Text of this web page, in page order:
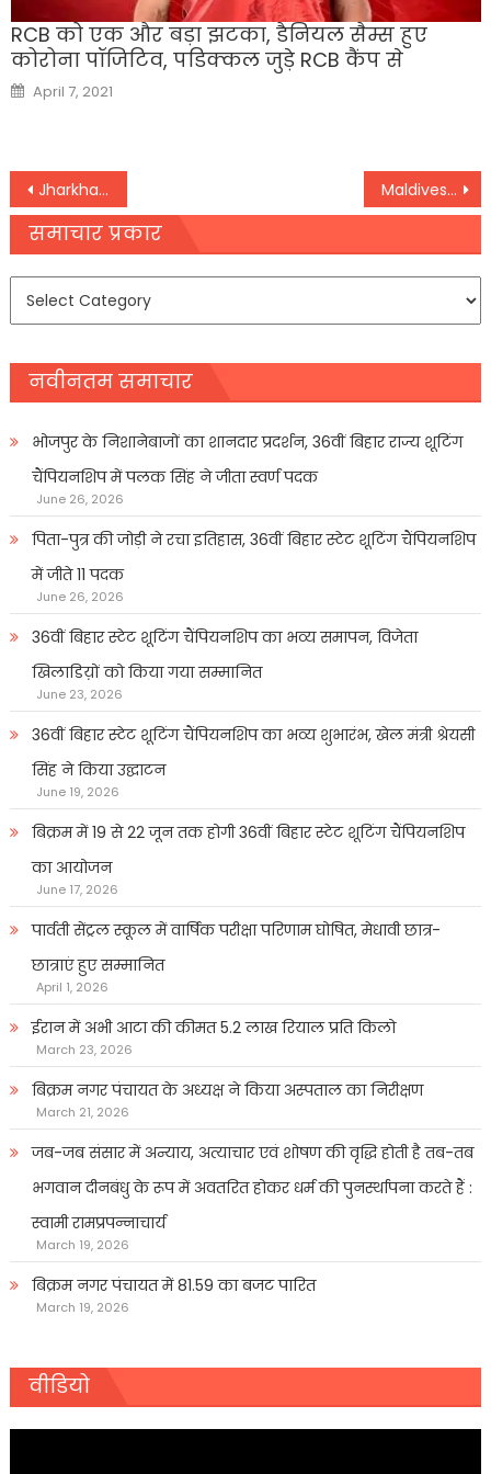
RCB को एक और बड़ा झटका, डैनियल सैम्स हुए
कोरोना पॉजिटिव, पडिक्कल जुड़े RCB कैंप से
Posted
on
April 7, 2021
Post
navigation
Jharkhand: चंपई सरकार ने विधानसभा में हासिल किया विस्वास मत पक्ष में पड़े 47 वोट Maldives: भारत विरोधी बयान के बाद संसद में मुइज्जू की निकली हेकड़ी!
समाचार प्रकार
समाचार
नवीनतम समाचार
भोजपुर के निशानेबाजों का शानदार प्रदर्शन, 36वीं बिहार राज्य शूटिंग
चैंपियनशिप में पलक सिंह ने जीता स्वर्ण पदक
June 26, 2026
पिता-पुत्र की जोड़ी ने रचा इतिहास, 36वीं बिहार स्टेट शूटिंग चैंपियनशिप
में जीते 11 पदक
June 26, 2026
36वीं बिहार स्टेट शूटिंग चैंपियनशिप का भव्य समापन, विजेता
खिलाडिय़ों को किया गया सम्मानित
June 23, 2026
36वीं बिहार स्टेट शूटिंग चैंपियनशिप का भव्य शुभारंभ, खेल मंत्री श्रेयसी
सिंह ने किया उद्घाटन
June 19, 2026
बिक्रम में 19 से 22 जून तक होगी 36वीं बिहार स्टेट शूटिंग चैंपियनशिप
का आयोजन
June 17, 2026
पार्वती सेंट्रल स्कूल में वार्षिक परीक्षा परिणाम घोषित, मेधावी छात्र-
छात्राएं हुए सम्मानित
April 1, 2026
ईरान में अभी आटा की कीमत 5.2 लाख रियाल प्रति किलो
March 23, 2026
बिक्रम नगर पंचायत के अध्यक्ष ने किया अस्पताल का निरीक्षण
March 21, 2026
जब-जब संसार में अन्याय, अत्याचार एवं शोषण की वृद्धि होती है तब-तब
भगवान दीनबंधु के रूप में अवतरित होकर धर्म की पुनर्स्थापना करते हैं :
स्वामी रामप्रपन्नाचार्य
March 19, 2026
बिक्रम नगर पंचायत में 81.59 का बजट पारित
March 19, 2026
वीडियो